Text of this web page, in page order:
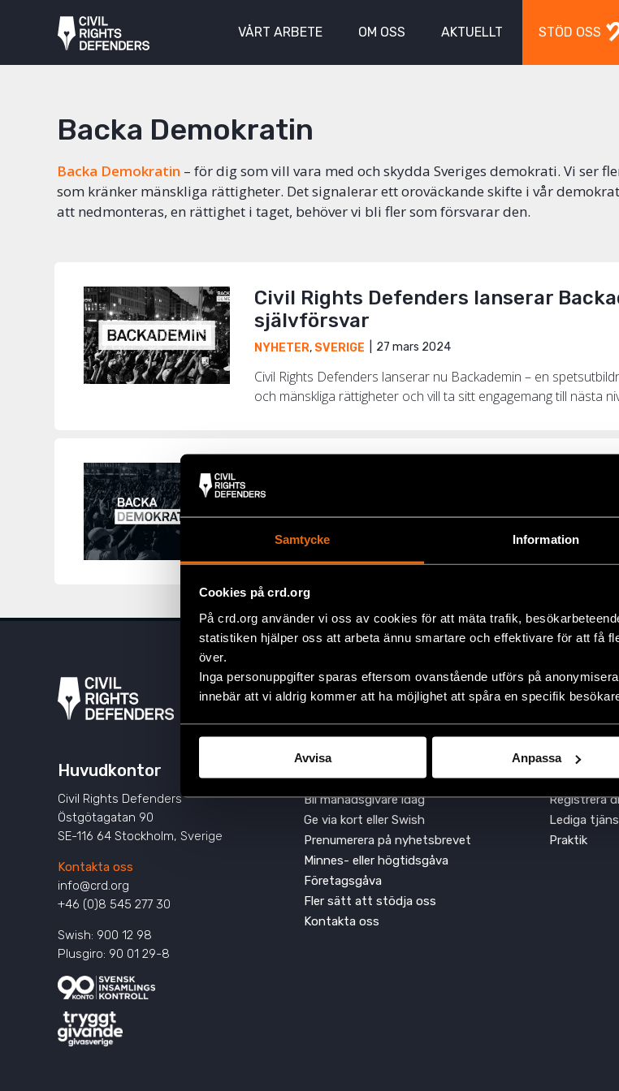
Samtycke Information
Cookies på crd.org
På crd.org använder vi oss av cookies för att mäta trafik,
statistiken hjälper oss att arbeta ännu smartare och effektivare för att få
över.
Inga personuppgifter sparas eftersom ovanstående utförs på
innebär att vi aldrig kommer att ha möjlighet att spåra en specifik
Avvisa Anpassa
VÅRT ARBETE OM OSS AKTUELLT STÖD OSS
Backa Demokratin
Backa Demokratin – för dig som vill vara med och skydda Sveriges demokrati. Vi ser
som kränker mänskliga rättigheter. Det signalerar ett oroväckande skifte i vår
att nedmonteras, en rättighet i taget, behöver vi bli fler som försvarar den.
Civil Rights Defenders lanserar
självförsvar
NYHETER, SVERIGE 27 mars 2024
Civil Rights Defenders lanserar nu Backademin – en
och mänskliga rättigheter och vill ta sitt engagemang till nästa
NYHETER
Nu är vi fler än 20 000 personer som är engagerade i Backa
agera på rättighetsfrånvända beslut som fattas i Sverige. Därför
Huvudkontor
Civil Rights Defenders
Östgötagatan 90
SE-116 64 Stockholm, Sverige
Kontakta oss
info@crd.org
+46 (0)8 545 277 30
Swish: 900 12 98
Plusgiro: 90 01 29-8
Bli månadsgivare idag
Ge via kort eller Swish
Prenumerera på nyhetsbrevet
Minnes- eller högtidsgåva
Företagsgåva
Fler sätt att stödja oss
Kontakta oss
Jobba
Registrera
Lediga
Praktik